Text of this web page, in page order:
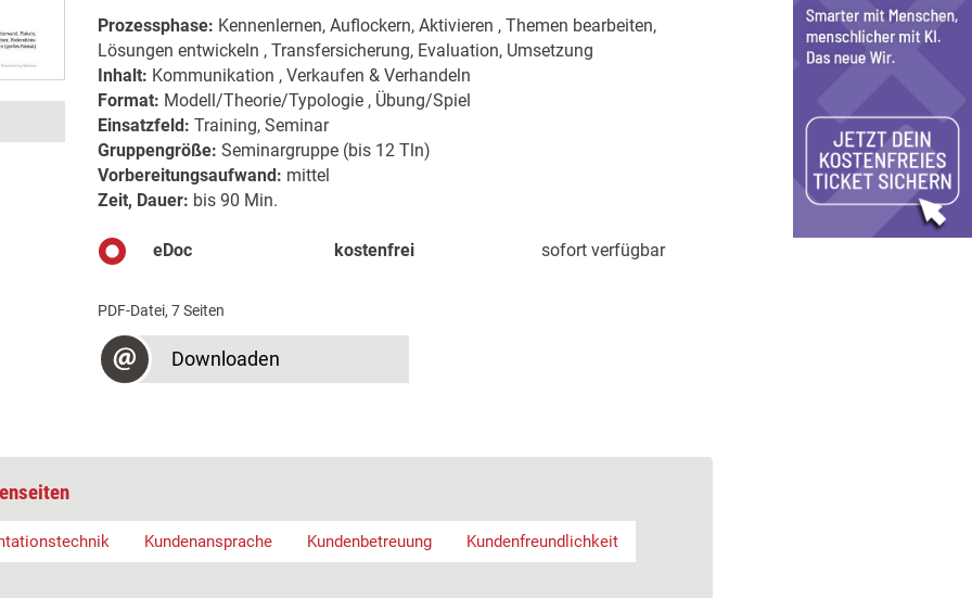
Prozessphase: Kennenlernen, Auflockern, Aktivieren , Themen bearbeiten,
Lösungen entwickeln , Transfersicherung, Evaluation, Umsetzung
Inhalt: Kommunikation , Verkaufen & Verhandeln
Format: Modell/Theorie/Typologie , Übung/Spiel
Einsatzfeld: Training, Seminar
Gruppengröße: Seminargruppe (bis 12 Tln)
Vorbereitungsaufwand: mittel
Zeit, Dauer: bis 90 Min.
eDoc kostenfrei sofort verfügbar
PDF-Datei, 7 Seiten
Downloaden
Kundenansprache Kundenbetreuung Kundenfreundlichkeit